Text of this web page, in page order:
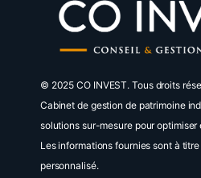
© 2025 CO INVEST. Tous droits
Cabinet de gestion de patrimoine
solutions sur-mesure pour
Les informations fournies sont à
personnalisé.